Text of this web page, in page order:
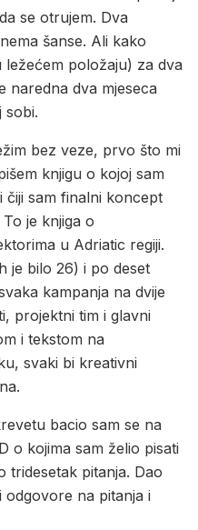
se otrujem. Dva
šanse. Ali kako
položaju) za dva
naredna dva mjeseca
sobi.
bez veze, prvo što mi
knjigu o kojoj sam
čiji sam finalni koncept
je knjiga o
u Adriatic regiji.
je bilo 26) i po deset
kampanja na dvije
projektni tim i glavni
i tekstom na
svaki bi kreativni
bacio sam se na
o kojima sam želio pisati
tridesetak pitanja. Dao
odgovore na pitanja i